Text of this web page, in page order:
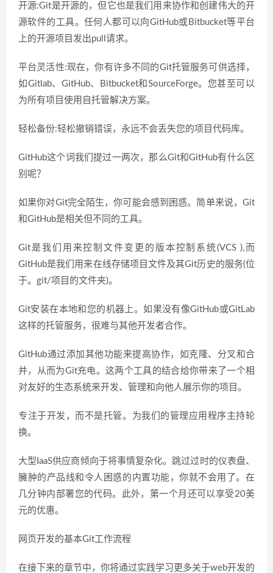
开源:Git是开源的，但它也是我们用来协作和创建伟大的开
源软件的工具。任何人都可以向GitHub或Bitbucket等平台
上的开源项目发出pull请求。
平台灵活性:现在，你有许多不同的Git托管服务可供选择，
如Gitlab、GitHub、Bitbucket和SourceForge。您甚至可以
为所有项目使用自托管解决方案。
轻松备份:轻松撤销错误，永远不会丢失您的项目代码库。
GitHub这个词我们提过一两次，那么Git和GitHub有什么区
别呢？
如果你对Git完全陌生，你可能会感到困惑。简单来说，Git
和GitHub是相关但不同的工具。
Git是我们用来控制文件变更的版本控制系统(VCS ),而
GitHub是我们用来在线存储项目文件及其Git历史的服务(位
于。git/项目的文件夹)。
Git安装在本地和您的机器上。如果没有像GitHub或GitLab
这样的托管服务，很难与其他开发者合作。
GitHub通过添加其他功能来提高协作，如克隆、分叉和合
并，从而为Git充电。这两个工具的结合给你带来了一个相
对友好的生态系统来开发、管理和向他人展示你的项目。
专注于开发，而不是托管。为我们的管理应用程序主持轮
换。
大型IaaS供应商倾向于将事情复杂化。跳过过时的仪表盘、
臃肿的产品线和令人困惑的内置功能，你就不会用了。在
几分钟内部署您的代码。此外，第一个月还可以享受20美
元的优惠。
网页开发的基本Git工作流程
在接下来的章节中，你将通过实践学习更多关于web开发的